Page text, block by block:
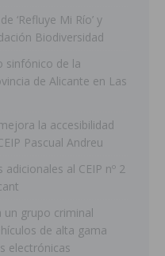
‘Refluye Mi Río’ y
Biodiversidad
sinfónico de la
de Alicante en Las
la accesibilidad
Pascual Andreu
al CEIP nº 2
un grupo criminal
de alta gama
electrónicas